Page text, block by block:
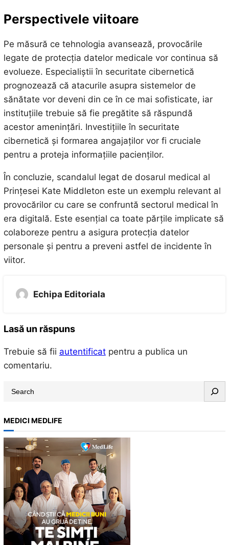
Perspectivele viitoare
Pe măsură ce tehnologia avansează, provocările
legate de protecția datelor medicale vor continua să
evolueze. Especialiștii în securitate cibernetică
prognozează că atacurile asupra sistemelor de
sănătate vor deveni din ce în ce mai sofisticate, iar
instituțiile trebuie să fie pregătite să răspundă
acestor amenințări. Investițiile în securitate
cibernetică și formarea angajaților vor fi cruciale
pentru a proteja informațiile pacienților.
În concluzie, scandalul legat de dosarul medical al
Prințesei Kate Middleton este un exemplu relevant al
provocărilor cu care se confruntă sectorul medical în
era digitală. Este esențial ca toate părțile implicate să
colaboreze pentru a asigura protecția datelor
personale și pentru a preveni astfel de incidente în
viitor.
Echipa Editoriala
Lasă un răspuns
Trebuie să fii autentificatpentru a publica un
comentariu.
r
c
h
MEDICI MEDLIFE